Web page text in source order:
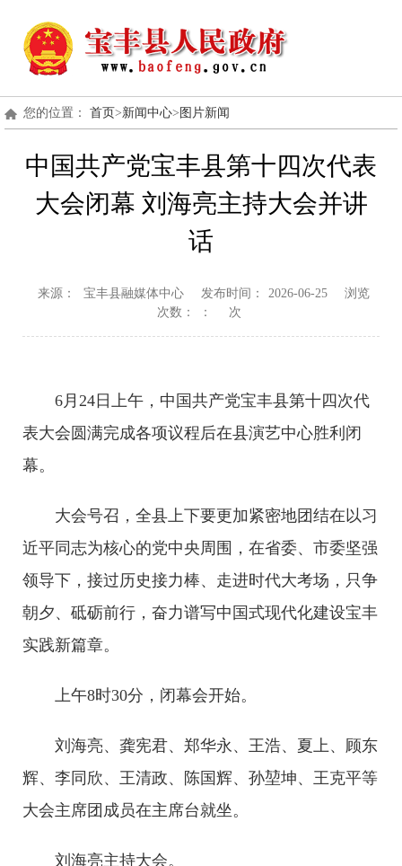
您的位置： 首页>新闻中心> 图片新闻
中国共产党宝丰县第十四次代表
大会闭幕 刘海亮主持大会并讲
话
来源： 宝丰县融媒体中心 发布时间： 2026-06-25
浏览
次数：
： 次
6月24日上午，中国共产党宝丰县第十四次代
表大会圆满完成各项议程后在县演艺中心胜利闭
幕。
大会号召，全县上下要更加紧密地团结在以习
近平同志为核心的党中央周围，在省委、市委坚强
领导下，接过历史接力棒、走进时代大考场，只争
朝夕、砥砺前行，奋力谱写中国式现代化建设宝丰
实践新篇章。
上午8时30分，闭幕会开始。
刘海亮、龚宪君、郑华永、王浩、夏上、顾东
辉、李同欣、王清政、陈国辉、孙堃坤、王克平等
大会主席团成员在主席台就坐。
刘海亮主持大会。